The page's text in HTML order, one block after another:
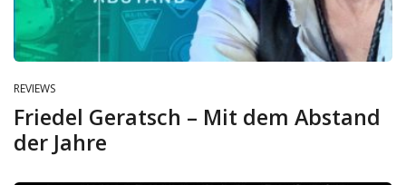
REVIEWS
Friedel Geratsch – Mit dem Abstand
der Jahre